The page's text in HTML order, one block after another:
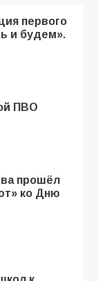
первого
и будем».
ПВО
прошёл
ко Дню